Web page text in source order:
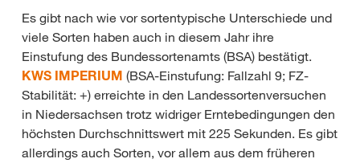
Es gibt nach wie vor sortentypische Unterschiede und
viele Sorten haben auch in diesem Jahr ihre
Einstufung des Bundessortenamts (BSA) bestätigt.
KWS IMPERIUM (BSA-Einstufung: Fallzahl 9; FZ-
Stabilität: +) erreichte in den Landessortenversuchen
in Niedersachsen trotz widriger Erntebedingungen den
höchsten Durchschnittswert mit 225 Sekunden. Es gibt
allerdings auch Sorten, vor allem aus dem früheren